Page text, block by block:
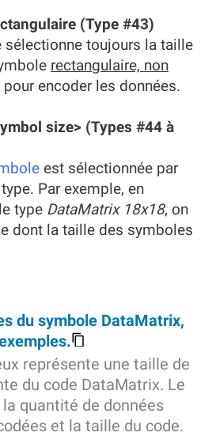
(Type #43)
sélectionne toujours la taille
rectangulaire, non
pour encoder les données.
size> (Types #44 à
est sélectionnée par
Par exemple, en
type DataMatrix 18x18, on
dont la taille des symboles
du symbole DataMatrix,
représente une taille de
du code DataMatrix. Le
quantité de données
et la taille du code.